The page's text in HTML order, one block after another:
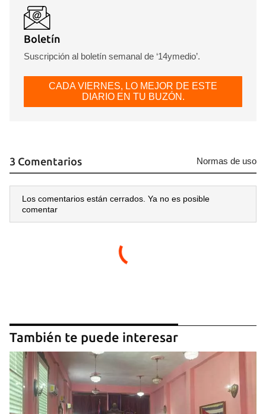
Boletín
Suscripción al boletín semanal de ‘14ymedio’.
CADA VIERNES, LO MEJOR DE ESTE
DIARIO EN TU BUZÓN.
3 Comentarios Normas de uso
Los comentarios están cerrados. Ya no es posible
comentar
También te puede interesar